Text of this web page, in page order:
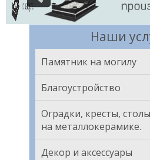
Наши
Памятник на могилу
Благоустройство
Оградки, кресты,
на металлокерамике.
Декор и аксессуары